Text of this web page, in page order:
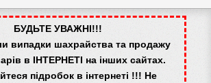
БУДЬТЕ УВАЖНІ!!!
випадки шахрайства та продажу
в ІНТЕРНЕТІ на інших сайтах.
підробок в інтернеті !!! Не